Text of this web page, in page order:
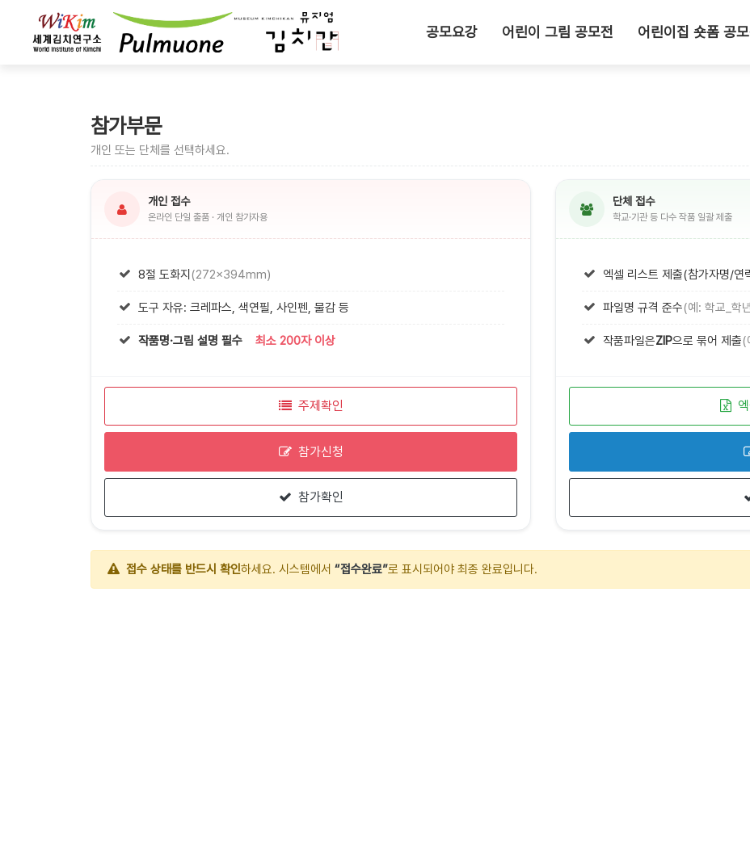
공모요강 어린이 그림 공모전 어린이집 숏폼 공
참가부문
개인 또는 단체를 선택하세요.
개인 접수
온라인 단일 출품 · 개인 참가자용
8절 도화지 (272×394mm)
도구 자유: 크레파스, 색연필, 사인펜, 물감 등
작품명·그림 설명 필수 최소 200자 이상
주제확인
참가신청
참가확인
단체 접수
학교·기관 등 다수 작품 일괄 제출
엑셀 리스트 제출(참가자명/연
파일명 규격 준수(예: 학교_학
작품파일은ZIP으로 묶어 제출(
접수 상태를 반드시 확인하세요. 시스템에서 “접수완료”로 표시되어야 최종 완료입니다.